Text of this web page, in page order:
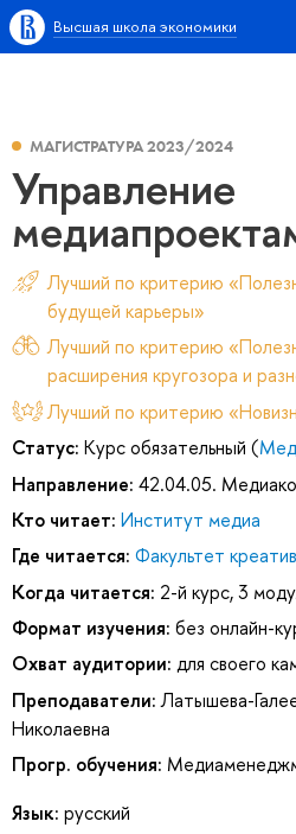
Высшая школа экономики
МАГИСТРАТУРА 2023/2024
Управление
Лучший по критерию
будущей карьеры»
Лучший по критерию
расширения кругозора и
Лучший по критерию
Статус: Курс обязательный (
Направление: 42.04.05.
Кто читает: Институт медиа
Где читается: Факультет
Когда читается: 2-й курс, 3
Формат изучения: без онлайн-
Охват аудитории: для своего
Преподаватели: Латышева-
Николаевна
Прогр. обучения:
Язык: русский